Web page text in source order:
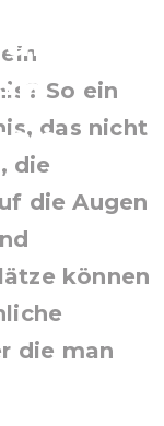
So ein
das nicht
die
die Augen
können
die man